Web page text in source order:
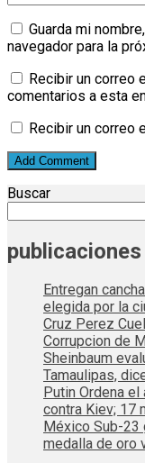
Guarda mi
navegador para la
Recibir un correo
comentarios a esta
Recibir un correo
Buscar
Entregan
elegida por la
Cruz Perez
Corrupcion de
Sheinbaum
Tamaulipas,
Putin Ordena
contra Kiev; 17
México Sub-23
medalla de oro